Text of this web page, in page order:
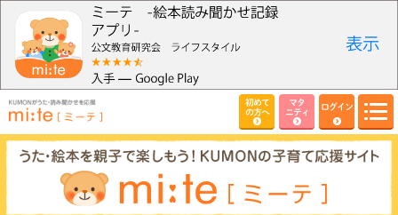
初めて
の方へ
マタ
ニティ
ログイン